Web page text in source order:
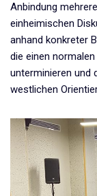
Anbindung
einheimischen
anhand konkreter
die einen
unterminieren und
westlichen